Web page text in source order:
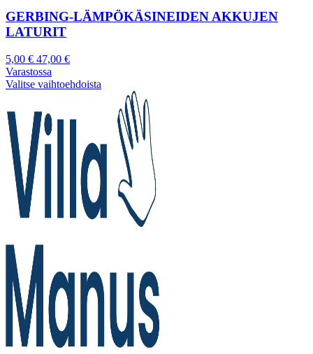
GERBING-LÄMPÖKÄSINEIDEN AKKUJEN
LATURIT
5,00 € 47,00 €
Varastossa
Valitse vaihtoehdoista